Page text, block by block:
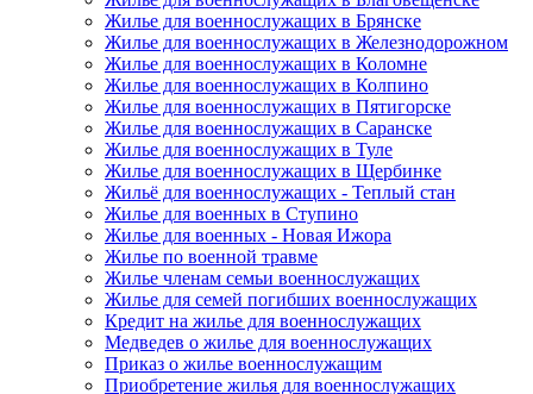
Жилье для военнослужащих в Брянске
Жилье для военнослужащих в Железнодорожном
Жилье для военнослужащих в Коломне
Жилье для военнослужащих в Колпино
Жилье для военнослужащих в Пятигорске
Жилье для военнослужащих в Саранске
Жилье для военнослужащих в Туле
Жилье для военнослужащих в Щербинке
Жильё для военнослужащих - Теплый стан
Жилье для военных в Ступино
Жилье для военных - Новая Ижора
Жилье по военной травме
Жилье членам семьи военнослужащих
Жилье для семей погибших военнослужащих
Кредит на жилье для военнослужащих
Медведев о жилье для военнослужащих
Приказ о жилье военнослужащим
Приобретение жилья для военнослужащих